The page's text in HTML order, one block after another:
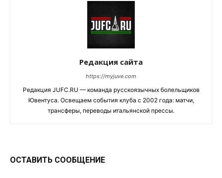
Редакция сайта
https://myjuve.com
Редакция JUFC.RU — команда русскоязычных болельщиков
Ювентуса. Освещаем события клуба с 2002 года: матчи,
трансферы, переводы итальянской прессы.
ОСТАВИТЬ СООБЩЕНИЕ